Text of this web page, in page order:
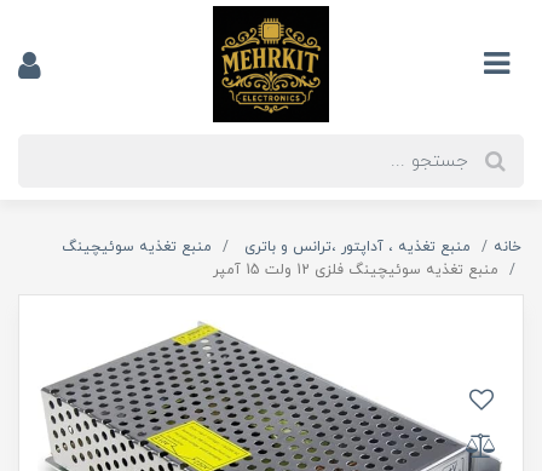
خانه منبع تغذیه ، آداپتور ،ترانس و باتری
منبع تغذیه سوئیچینگ
منبع تغذیه سوئیچینگ فلزی 12 ولت 15 آمپر